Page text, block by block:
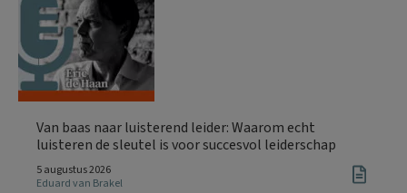
Van baas naar luisterend leider: Waarom echt
luisteren de sleutel is voor succesvol leiderschap
5 augustus 2026
Eduard van Brakel